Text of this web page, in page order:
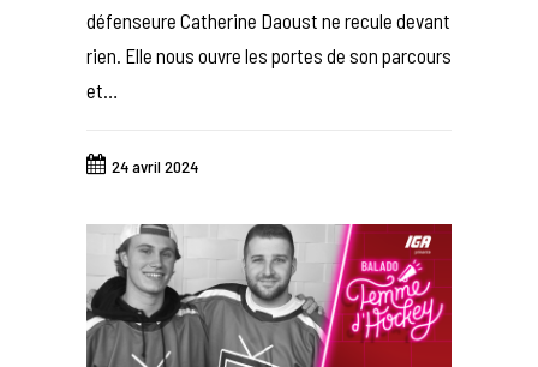
défenseure Catherine Daoust ne recule devant
rien. Elle nous ouvre les portes de son parcours
et…
24 avril 2024